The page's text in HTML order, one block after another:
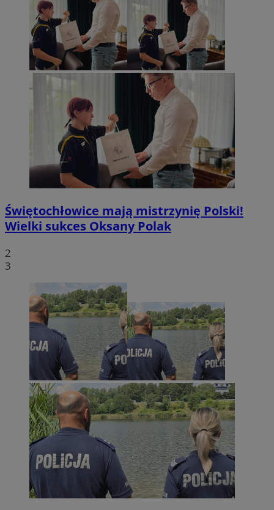
Świętochłowice mają mistrzynię Polski!
Wielki sukces Oksany Polak
2
3